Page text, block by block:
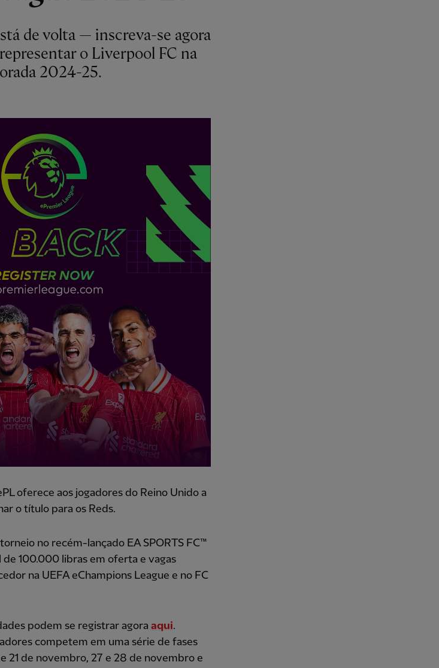
de volta — inscreva-se agora
o Liverpool FC na
2024-25.
oferece aos jogadores do Reino Unido a
o título para os Reds.
no recém-lançado EA SPORTS FC™
100.000 libras em oferta e vagas
na UEFA eChampions League e no FC
podem se registrar agora aqui.
competem em uma série de fases
21 de novembro, 27 e 28 de novembro e